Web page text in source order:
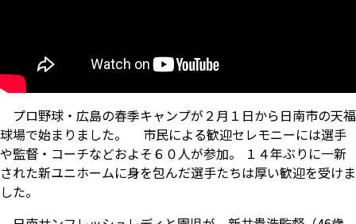
プロ野球・広島の春季キャンプが２月１日から日南市の天福
球場で始まりました。 市民による歓迎セレモニーには選手
や監督・コーチなどおよそ６０人が参加。 １４年ぶりに一新
された新ユニホームに身を包んだ選手たちは厚い歓迎を受けま
した。